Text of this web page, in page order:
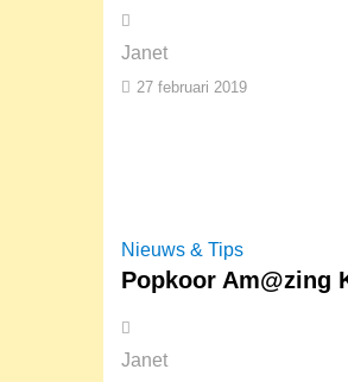
Janet
27 februari 2019
Nieuws & Tips
Popkoor Am@zing
Janet